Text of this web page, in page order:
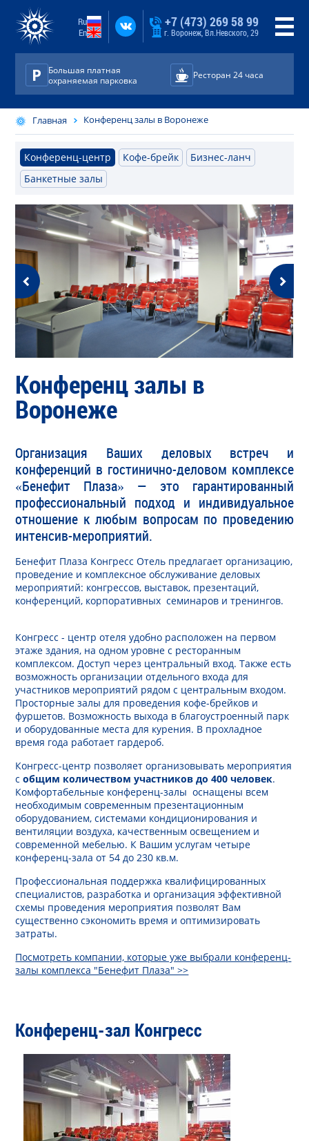
Ru
En
+7 (473) 269 58 99
г. Воронеж, Вл.Невского, 29
Большая платная
охраняемая парковка
Ресторан 24 часа
Главная Конференц залы в Воронеже
Конференц-центр Кофе-брейк
Бизнес-ланч
Банкетные залы
Конференц залы в
Воронеже
Организация Ваших деловых встреч и
конференций в гостинично-деловом комплексе
«Бенефит Плаза» — это гарантированный
профессиональный подход и индивидуальное
отношение к любым вопросам по проведению
интенсив-мероприятий.
Бенефит Плаза Конгресс Отель предлагает организацию,
проведение и комплексное обслуживание деловых
мероприятий: конгрессов, выставок, презентаций,
конференций, корпоративных семинаров и тренингов.
Конгресс - центр отеля удобно расположен на первом
этаже здания, на одном уровне с ресторанным
комплексом. Доступ через центральный вход. Также есть
возможность организации отдельного входа для
участников мероприятий рядом с центральным входом.
Просторные залы для проведения кофе-брейков и
фуршетов. Возможность выхода в благоустроенный парк
и оборудованные места для курения. В прохладное
время года работает гардероб.
Конгресс-центр позволяет организовывать мероприятия
собщим количеством участников до 400 человек.
Комфортабельные конференц-залы оснащены всем
необходимым современным презентационным
оборудованием, системами кондиционирования и
вентиляции воздуха, качественным освещением и
современной мебелью. К Вашим услугам четыре
конференц-зала от 54 до 230 кв.м.
Профессиональная поддержка квалифицированных
специалистов, разработка и организация эффективной
схемы проведения мероприятия позволят Вам
существенно сэкономить время и оптимизировать
затраты.
Посмотреть компании, которые уже выбрали конференц-
залы комплекса "Бенефит Плаза" >>
Конференц-зал Конгресс